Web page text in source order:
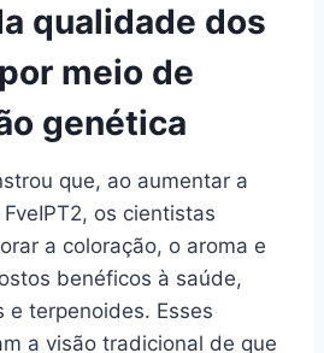
qualidade dos
meio de
genética
que, ao aumentar a
os cientistas
a coloração, o aroma e
benéficos à saúde,
e terpenoides. Esses
a visão tradicional de que